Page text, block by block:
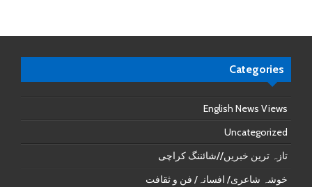
Categories
English News Views
Uncategorized
تازہ ترین خبریں//شائننگ کراچی
خوشہ شاعری/ افسانہ/ فن و ثقافت